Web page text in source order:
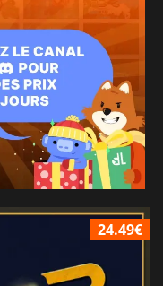
24.49€